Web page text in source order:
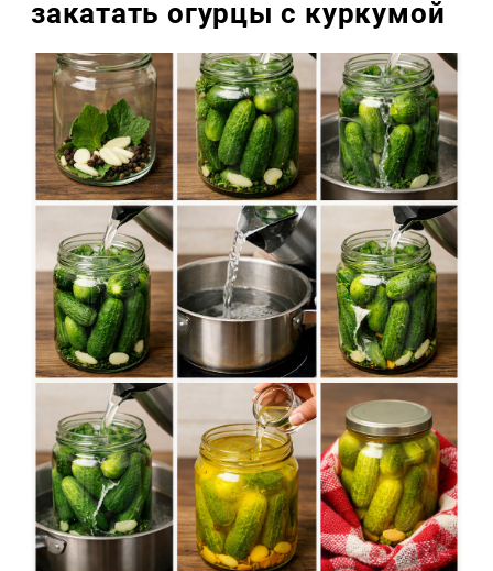
закатать огурцы с куркумой